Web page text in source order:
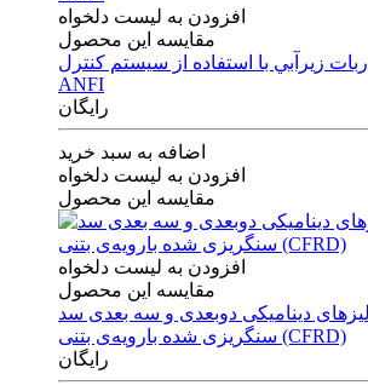
افزودن به لیست دلخواه
مقایسه این محصول
زيرآبي با استفاده از سيستم كنترل
ANFI
رایگان
اضافه به سبد خرید
افزودن به لیست دلخواه
مقایسه این محصول
افزودن به لیست دلخواه
مقایسه این محصول
دینامیکی‌ دوبعدی‌ و‌ سه بعدی‌ سد
سنگریزی‌ شده با‌رویه‌ی‌ بتنی‌ (CFRD)
رایگان